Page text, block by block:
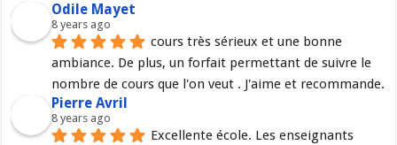
Odile Mayet
8 years ago
cours très sérieux et une bonne
ambiance. De plus, un forfait permettant de suivre le
nombre de cours que l'on veut . J'aime et recommande.
Pierre Avril
8 years ago
Excellente école. Les enseignants